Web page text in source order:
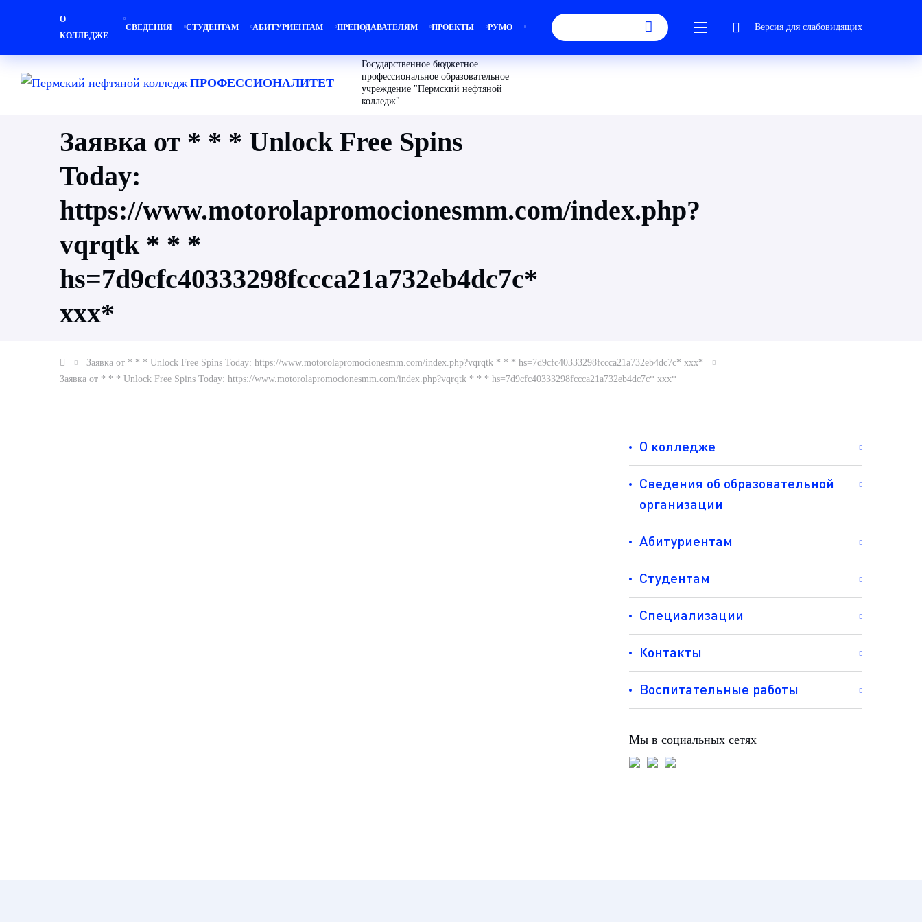
О
КОЛЛЕДЖЕ
СВЕДЕНИЯ СТУДЕНТАМ АБИТУРИЕНТАМ ПРЕПОДАВАТЕЛЯМ ПРОЕКТЫ РУМО Версия для слабовидящих
ПРОФЕССИОНАЛИТЕТ
Государственное бюджетное
профессиональное образовательное
учреждение "Пермский нефтяной
колледж"
Заявка от * * * Unlock Free Spins
Today:
https://www.motorolapromocionesmm.com/index.php?
vqrqtk * * *
hs=7d9cfc40333298fccca21a732eb4dc7c*
ххх*
Заявка от * * * Unlock Free Spins Today: https://www.motorolapromocionesmm.com/index.php?vqrqtk * * * hs=7d9cfc40333298fccca21a732eb4dc7c* ххх*
Заявка от * * * Unlock Free Spins Today: https://www.motorolapromocionesmm.com/index.php?vqrqtk * * * hs=7d9cfc40333298fccca21a732eb4dc7c* ххх*
О колледже
Сведения об образовательной
организации
Абитуриентам
Студентам
Специализации
Контакты
Воспитательные работы
Мы в социальных сетях